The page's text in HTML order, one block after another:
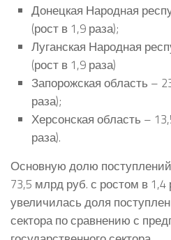
Донецкая Народная
(рост в 1,9 раза);
Луганская Народная
(рост в 1,9 раза)
Запорожская область –
раза);
Херсонская область –
раза).
Основную долю
73,5 млрд руб. с ростом в 1,4
увеличилась доля
сектора по сравнению с